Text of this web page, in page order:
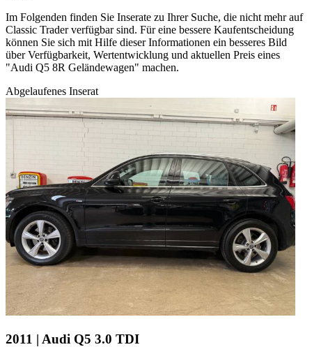
Im Folgenden finden Sie Inserate zu Ihrer Suche, die nicht mehr auf
Classic Trader verfügbar sind. Für eine bessere Kaufentscheidung
können Sie sich mit Hilfe dieser Informationen ein besseres Bild
über Verfügbarkeit, Wertentwicklung und aktuellen Preis eines
"Audi Q5 8R Geländewagen" machen.
Abgelaufenes Inserat
2011 | Audi Q5 3.0 TDI